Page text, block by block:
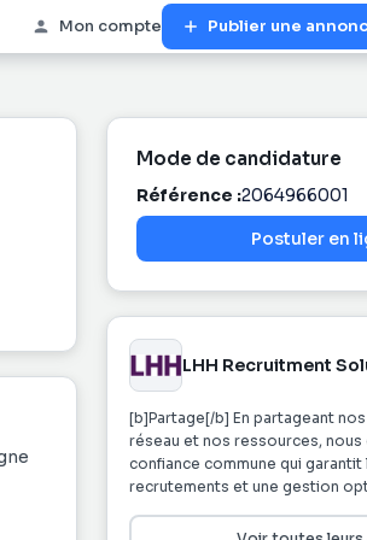
Mon compte Publier une
Mode de candidature
Référence :2064966001
Postuler en
LHH Recruitment
[b]Partage[/b] En partageant
réseau et nos ressources, nous
confiance commune qui garantit
recrutements et une gestion
respect et la confiance